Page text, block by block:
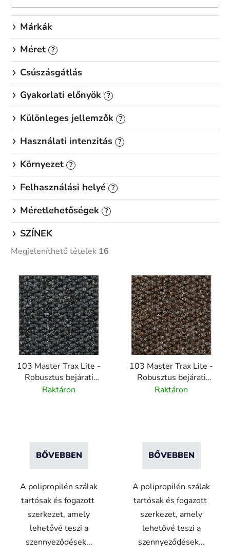
e
Márkák
Méret ?
Csúszásgátlás
Gyakorlati előnyök
?
Különleges jellemzők ?
Használati intenzitás ?
Környezet ?
Felhasználási helyé ?
Méretlehetőségek ?
SZÍNEK
Megjeleníthető tételek 16
103 Master Trax Lite -
Robusztus bejárati
szőnyeg rendszer -
Raktáron
BŐVEBBEN
A polipropilén szálak
tartósak és fogazott
szerkezet, amely
lehetővé teszi a
szennyeződések...
103 Master Trax Lite -
Robusztus bejárati
szőnyeg rendszer -
Raktáron
BŐVEBBEN
A polipropilén szálak
tartósak és fogazott
szerkezet, amely
lehetővé teszi a
szennyeződések...